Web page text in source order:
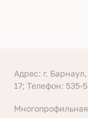
Адрес: г.
17; Телефон: 535-